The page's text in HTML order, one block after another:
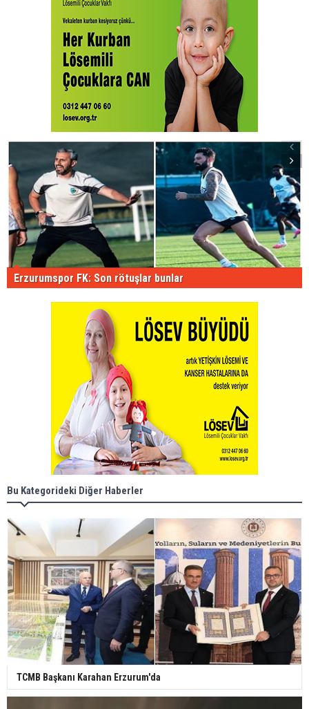
Erzurumspor FK: Son rötuşlar bunlar
Bu Kategorideki Diğer Haberler
TCMB Başkanı Karahan Erzurum'da